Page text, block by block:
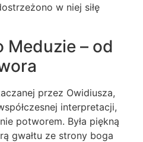
w niej siłę
Meduzie – od
przez Owidiusza,
interpretacji,
potworem. Była piękną
gwałtu ze strony boga